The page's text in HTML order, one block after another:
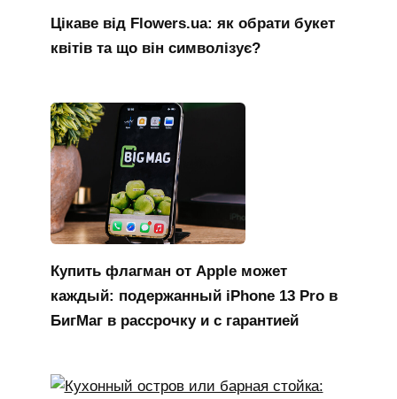
Цікаве від Flowers.ua: як обрати букет
квітів та що він символізує?
Купить флагман от Apple может
каждый: подержанный iPhone 13 Pro в
БигМаг в рассрочку и с гарантией